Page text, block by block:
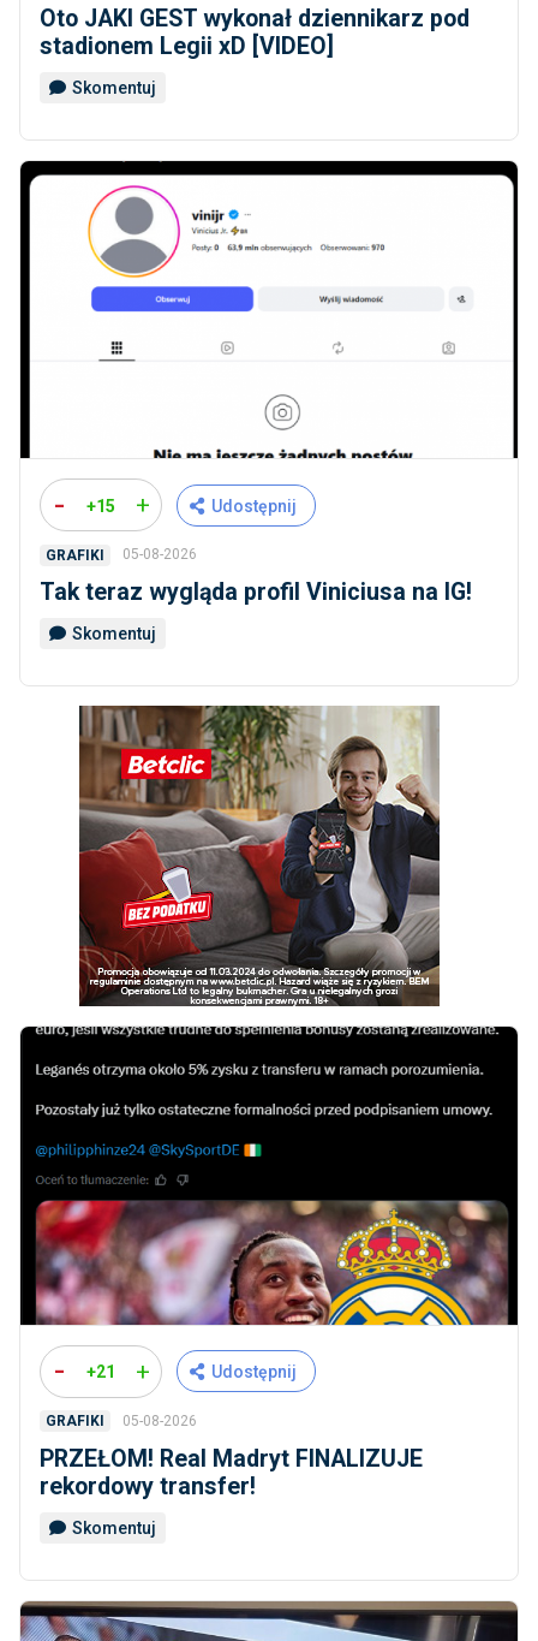
Oto JAKI GEST wykonał dziennikarz pod
stadionem Legii xD [VIDEO]
Skomentuj
- +15 + Udostępnij
GRAFIKI 05-08-2026
Tak teraz wygląda profil Viniciusa na IG!
Skomentuj
- +21 + Udostępnij
GRAFIKI 05-08-2026
PRZEŁOM! Real Madryt FINALIZUJE
rekordowy transfer!
Skomentuj